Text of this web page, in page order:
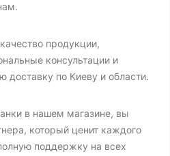
продукции,
консультации и
доставку по Киеву и области.
в нашем магазине, вы
который ценит каждого
поддержку на всех